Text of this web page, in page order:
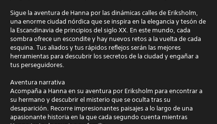
Sigue la aventura de Hanna por las dinámicas calles de Eriksholm,
una enorme ciudad nórdica que se inspira en la elegancia y tesón de
la Escandinavia de principios del siglo XX. En este mundo, cada
sombra ofrece un escondite y hay nuevos retos a la vuelta de cada
esquina. Tus aliados y tus rápidos reflejos serán las mejores
herramientas para descubrir los secretos de la ciudad y engañar a
tus perseguidores.
Aventura narrativa
Acompaña a Hanna en su aventura por Eriksholm para encontrar a
su hermano y descubrir el misterio que se oculta tras su
desaparición. Recorre impresionantes paisajes a lo largo de una
apasionante historia en la que cada segundo cuenta mientras